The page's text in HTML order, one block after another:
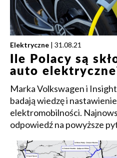
Elektryczne | 31.08.21
Ile Polacy są
auto
Marka Volkswagen i
badają wiedzę i
elektromobilności.
odpowiedź na powyższe